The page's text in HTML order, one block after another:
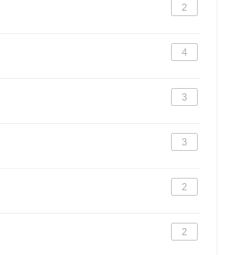
2
4
3
3
2
2